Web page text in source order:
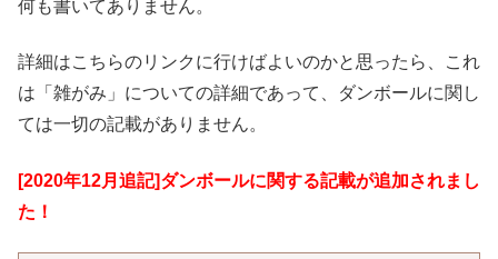
何も書いてありません。
詳細はこちらのリンクに行けばよいのかと思ったら、これ
は「雑がみ」についての詳細であって、ダンボールに関し
ては一切の記載がありません。
[2020年12月追記]ダンボールに関する記載が追加されまし
た！